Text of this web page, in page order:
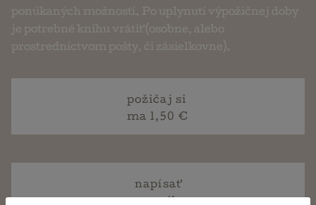
ponúkaných možností. Po uplynutí výpožičnej doby
je potrebné knihu vrátiť (osobne, alebo
prostredníctvom pošty, či zásielkovne).
požičaj si
ma 1,50 €
napísať